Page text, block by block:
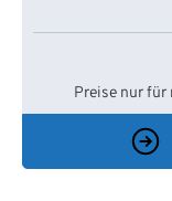
Preise nur für